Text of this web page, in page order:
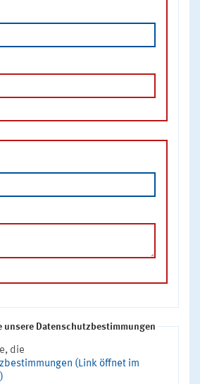
unsere Datenschutzbestimmungen
die
(Link öffnet im